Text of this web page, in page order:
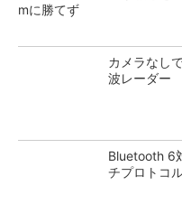
mに勝てず
カメラなし
波レーダー
Bluetooth 6
チプロトコ